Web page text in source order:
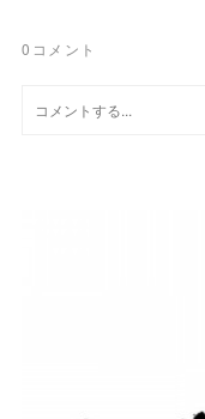
0 コメント